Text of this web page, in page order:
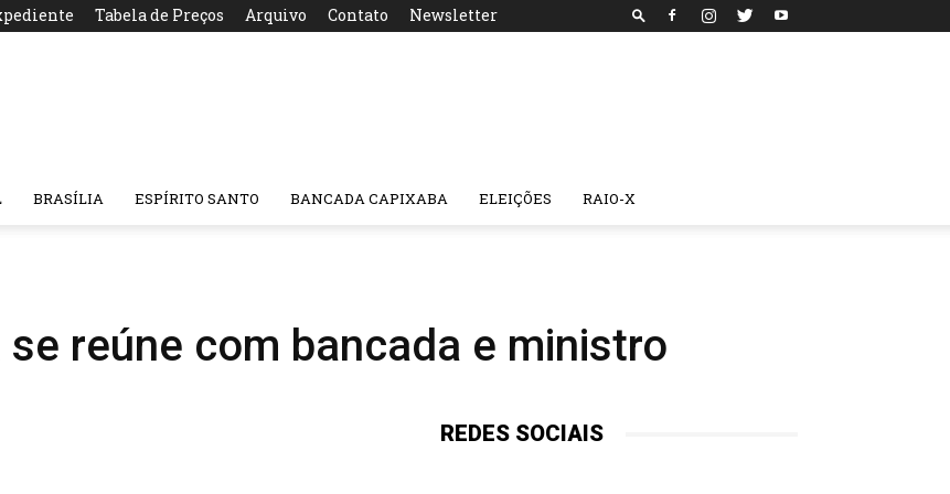
Tabela de Preços Arquivo Contato Newsletter
BRASÍLIA ESPÍRITO SANTO BANCADA CAPIXABA ELEIÇÕES RAIO-X
reúne com bancada e ministro
REDES SOCIAIS